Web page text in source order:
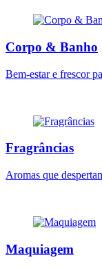
Corpo & Banho
Bem-estar e frescor
Fragrâncias
Aromas que
Maquiagem